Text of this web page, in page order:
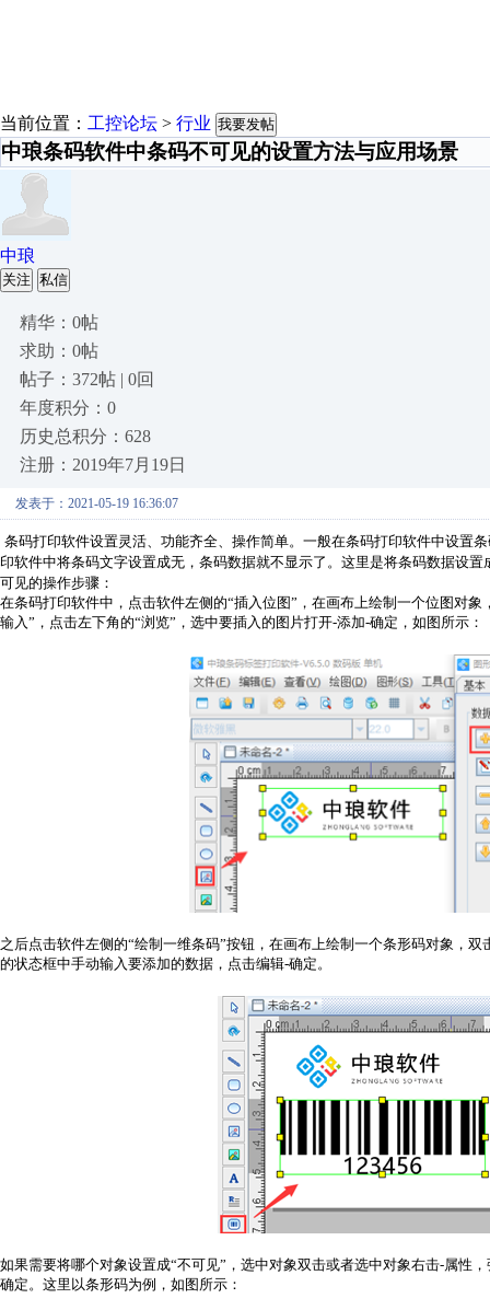
当前位置： 工控论坛 > 行业 我要发帖
中琅条码软件中条码不可见的设置方法与应用场景
中琅
关注 私信
精华：0帖
求助：0帖
帖子：372帖 | 0回
年度积分：0
历史总积分：628
注册：2019年7月19日
发表于：2021-05-19 16:36:07
条码打印软件设置灵活、功能齐全、操作简单。一般在条码打印软件中设置
印软件中将条码文字设置成无，条码数据就不显示了。这里是将条码数据设置
可见的操作步骤：
在条码打印软件中，点击软件左侧的“插入位图”，在画布上绘制一个位图对
输入”，点击左下角的“浏览”，选中要插入的图片打开-添加-确定，如图所示：
之后点击软件左侧的“绘制一维条码”按钮，在画布上绘制一个条形码对象，
的状态框中手动输入要添加的数据，点击编辑-确定。
如果需要将哪个对象设置成“不可见”，选中对象双击或者选中对象右击-属性
确定。这里以条形码为例，如图所示：